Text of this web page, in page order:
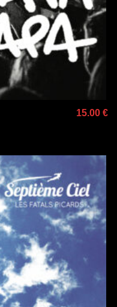
15.00€